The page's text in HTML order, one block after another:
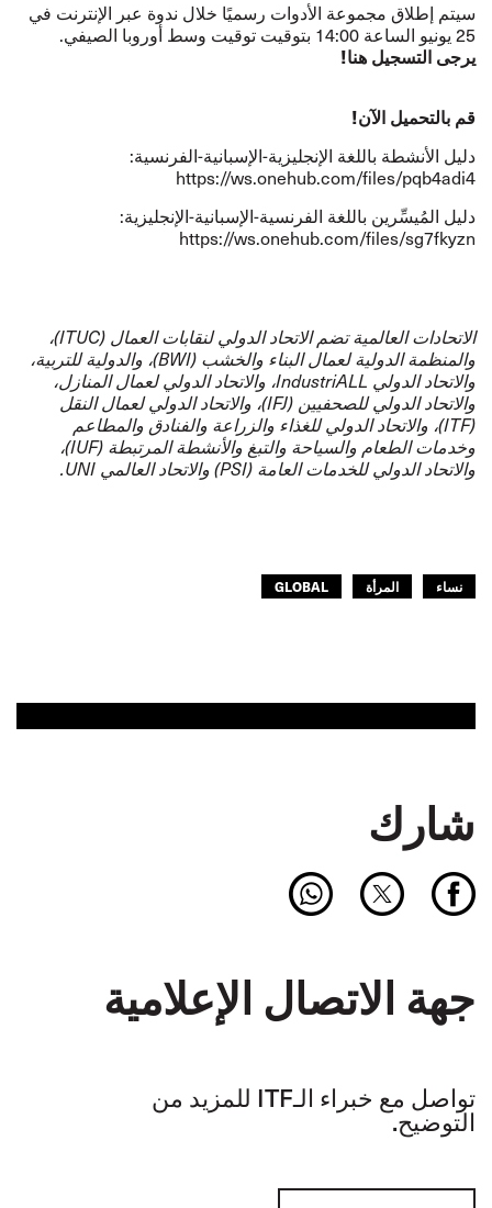
سيتم إطلاق مجموعة الأدوات رسميًا خلال ندوة عبر الإنترنت في
25 يونيو الساعة 14:00 بتوقيت توقيت وسط أوروبا الصيفي.
يرجى التسجيل هنا!
قم بالتحميل الآن!
دليل الأنشطة باللغة الإنجليزية-الإسبانية-الفرنسية:
https://ws.onehub.com/files/pqb4adi4
دليل المُيسِّرين باللغة الفرنسية-الإسبانية-الإنجليزية:
https://ws.onehub.com/files/sg7fkyzn
الاتحادات العالمية تضم الاتحاد الدولي لنقابات العمال (
ITUC)،
والمنظمة الدولية لعمال البناء والخشب (
BWI)، والدولية للتربية،
والاتحاد الدولي
IndustriALL، والاتحاد الدولي لعمال المنازل،
والاتحاد الدولي للصحفيين (
IFJ)، والاتحاد الدولي لعمال النقل
(
ITF)، والاتحاد الدولي للغذاء والزراعة والفنادق والمطاعم
وخدمات الطعام والسياحة والتبغ والأنشطة المرتبطة (
IUF)،
والاتحاد الدولي للخدمات العامة (PSI) والاتحاد العالمي UNI.
نساء المرأة GLOBAL
شارك
جهة الاتصال الإعلامية
تواصل مع خبراء الـITF للمزيد من
التوضيح.